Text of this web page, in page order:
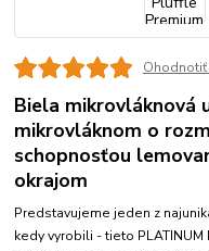
Biela mikrovláknová
mikrovláknom o
schopnosťou
okrajom
Predstavujeme jeden z
kedy vyrobili - tieto PLATINUM